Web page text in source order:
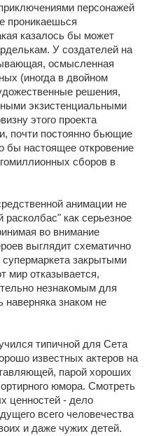
персонажей
проникаешься
казалось бы может
У создателей на
осмысленная
(иногда в двойном
решения,
экзистенциальными
этого проекта
почти постоянно бьющие
бы настоящее откровение
сборов в
анимации не
как серьезное
во внимание
выглядит схематично
супермаркета закрытыми
мир отказывается,
незнакомым для
знаком не
типичной для Сета
известных актеров на
парой хороших
юмора. Смотреть
ценностей - дело
всего человечества
и даже чужих детей.